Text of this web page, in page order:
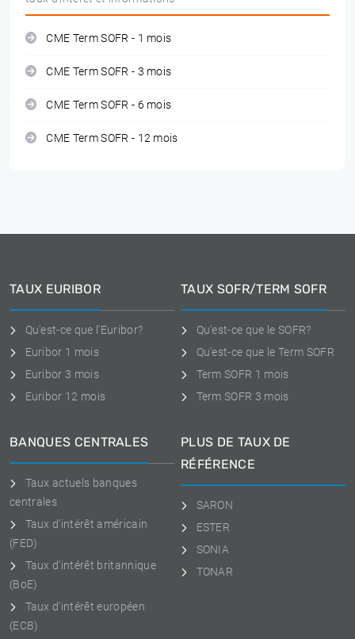
CME Term SOFR - 1 mois
CME Term SOFR - 3 mois
CME Term SOFR - 6 mois
CME Term SOFR - 12 mois
TAUX EURIBOR
Qu'est-ce que l'Euribor?
Euribor 1 mois
Euribor 3 mois
Euribor 12 mois
TAUX SOFR/TERM SOFR
Qu'est-ce que le SOFR?
Qu'est-ce que le Term SOFR
Term SOFR 1 mois
Term SOFR 3 mois
BANQUES CENTRALES
Taux actuels banques
centrales
Taux d'intérêt américain
(FED)
Taux d'intérêt britannique
(BoE)
Taux d'intérêt européen
(ECB)
PLUS DE TAUX DE
RÉFÉRENCE
SARON
ESTER
SONIA
TONAR